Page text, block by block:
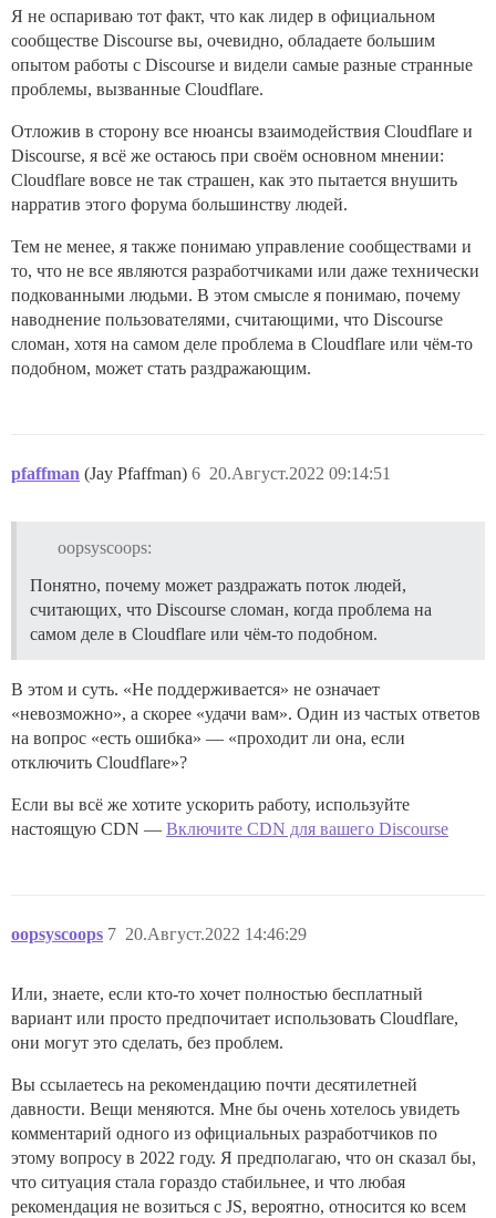
Я не оспариваю тот факт, что как лидер в официальном
сообществе Discourse вы, очевидно, обладаете большим
опытом работы с Discourse и видели самые разные странные
проблемы, вызванные Cloudflare.
Отложив в сторону все нюансы взаимодействия Cloudflare и
Discourse, я всё же остаюсь при своём основном мнении:
Cloudflare вовсе не так страшен, как это пытается внушить
нарратив этого форума большинству людей.
Тем не менее, я также понимаю управление сообществами и
то, что не все являются разработчиками или даже технически
подкованными людьми. В этом смысле я понимаю, почему
наводнение пользователями, считающими, что Discourse
сломан, хотя на самом деле проблема в Cloudflare или чём-то
подобном, может стать раздражающим.
pfaffman (Jay Pfaffman) 20.Август.2022 09:14:51
6
oopsyscoops:
Понятно, почему может раздражать поток людей,
считающих, что Discourse сломан, когда проблема на
самом деле в Cloudflare или чём-то подобном.
В этом и суть. «Не поддерживается» не означает
«невозможно», а скорее «удачи вам». Один из частых ответов
на вопрос «есть ошибка» — «проходит ли она, если
отключить Cloudflare»?
Если вы всё же хотите ускорить работу, используйте
настоящую CDN — Включите CDN для вашего Discourse
oopsyscoops 20.Август.2022 14:46:29
7
Или, знаете, если кто-то хочет полностью бесплатный
вариант или просто предпочитает использовать Cloudflare,
они могут это сделать, без проблем.
Вы ссылаетесь на рекомендацию почти десятилетней
давности. Вещи меняются. Мне бы очень хотелось увидеть
комментарий одного из официальных разработчиков по
этому вопросу в 2022 году. Я предполагаю, что он сказал бы,
что ситуация стала гораздо стабильнее, и что любая
рекомендация не возиться с JS, вероятно, относится ко всем